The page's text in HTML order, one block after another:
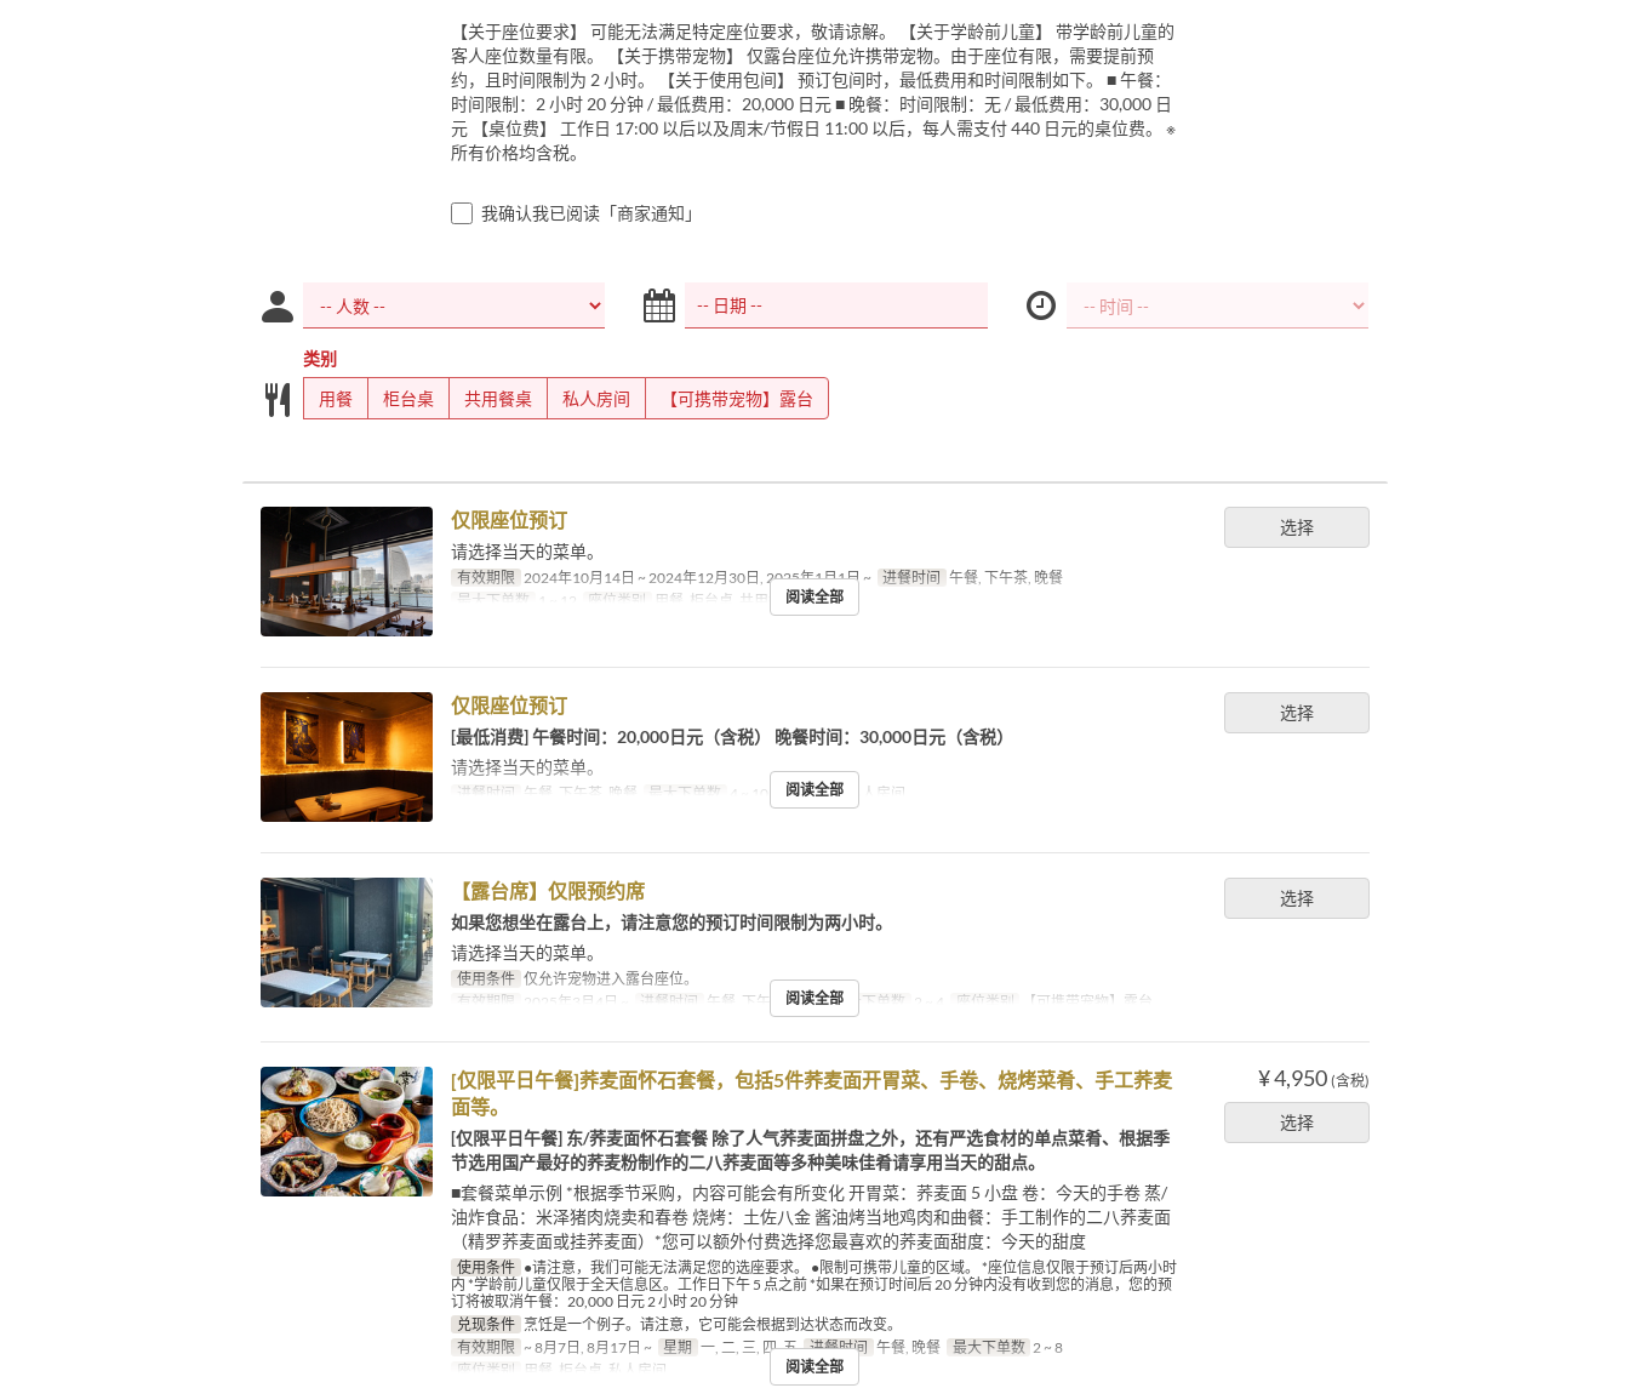
【关于座位要求】 可能无法满足特定座位要求，敬请谅解。 【关于学龄前儿童】 带学龄前儿童的
客人座位数量有限。 【关于携带宠物】 仅露台座位允许携带宠物。由于座位有限，需要提前预
约，且时间限制为 2 小时。 【关于使用包间】 预订包间时，最低费用和时间限制如下。 ■ 午餐：
时间限制：2 小时 20 分钟 / 最低费用：20,000 日元 ■ 晚餐：时间限制：无 / 最低费用：30,000 日
元 【桌位费】 工作日 17:00 以后以及周末/节假日 11:00 以后，每人需支付 440 日元的桌位费。 ※
所有价格均含税。
我确认我已阅读「商家通知」
类别
用餐
柜台桌 共用餐桌 私人房间 【可携带宠物】露台
选择
仅限座位预订
请选择当天的菜单。
有效期限 2024年10月14日 ~ 2024年12月30日, 2025年1月1日 ~ 进餐时间 午餐, 下午茶, 晚餐
最大下单数
1 ~ 12 座位类别 用餐, 柜台桌, 共用餐桌阅读全部
选择
仅限座位预订
[最低消费] 午餐时间：20,000日元（含税） 晚餐时间：30,000日元（含税）
请选择当天的菜单。
进餐时间 午餐, 下午茶, 晚餐 最大下单数 4 ~ 10 座位类别 私人房间
阅读全部
选择
【露台席】仅限预约席
如果您想坐在露台上，请注意您的预订时间限制为两小时。
请选择当天的菜单。
使用条件 仅允许宠物进入露台座位。
有效期限 2025年3月4日 ~ 进餐时间 午餐, 下午茶, 晚餐 最大下单数 2 ~ 4 座位类别 【可携带宠物】露台
阅读全部
¥ 4,950 (含税)
选择
[仅限平日午餐]荞麦面怀石套餐，包括5件荞麦面开胃菜、手卷、烧烤菜肴、手工荞麦
面等。
[仅限平日午餐] 东/荞麦面怀石套餐 除了人气荞麦面拼盘之外，还有严选食材的单点菜肴、根据季
节选用国产最好的荞麦粉制作的二八荞麦面等多种美味佳肴请享用当天的甜点。
■套餐菜单示例 *根据季节采购，内容可能会有所变化 开胃菜：荞麦面 5 小盘 卷：今天的手卷 蒸/
油炸食品：米泽猪肉烧卖和春卷 烧烤：土佐八金 酱油烤当地鸡肉和曲餐：手工制作的二八荞麦面
（精罗荞麦面或挂荞麦面）*您可以额外付费选择您最喜欢的荞麦面甜度：今天的甜度
使用条件 ●请注意，我们可能无法满足您的选座要求。 ●限制可携带儿童的区域。 *座位信息仅限于预订后两小时
内 *学龄前儿童仅限于全天信息区。工作日下午 5 点之前 *如果在预订时间后 20 分钟内没有收到您的消息，您的预
订将被取消午餐：20,000 日元 2 小时 20 分钟
兑现条件 烹饪是一个例子。请注意，它可能会根据到达状态而改变。
有效期限 ~ 8月7日, 8月17日 ~ 星期 一, 二, 三, 四, 五 进餐时间 午餐, 晚餐 最大下单数 2 ~ 8
座位类别
用餐, 柜台桌, 私人房间 阅读全部